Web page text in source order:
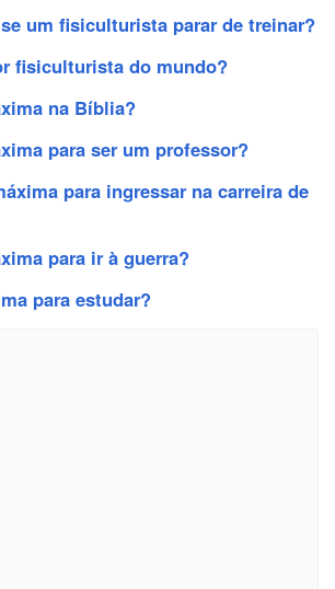
um fisiculturista parar de treinar?
fisiculturista do mundo?
na Bíblia?
para ser um professor?
para ingressar na carreira de
para ir à guerra?
para estudar?